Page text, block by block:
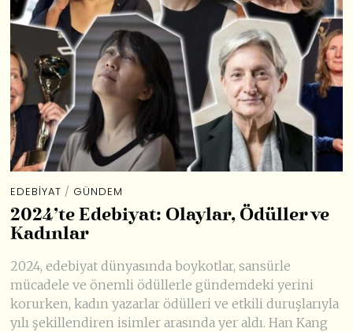
EDEBIYAT / GÜNDEM
2024’te Edebiyat: Olaylar, Ödüller ve
Kadınlar
2024, edebiyat dünyasında boykotlar, sansürle
mücadele ve önemli ödüllerle gündemdeki yerini
korurken, kadın yazarlar ödülleri ve etkili duruşlarıyla
yılı şekillendiren isimler arasında yer aldı. Han Kang